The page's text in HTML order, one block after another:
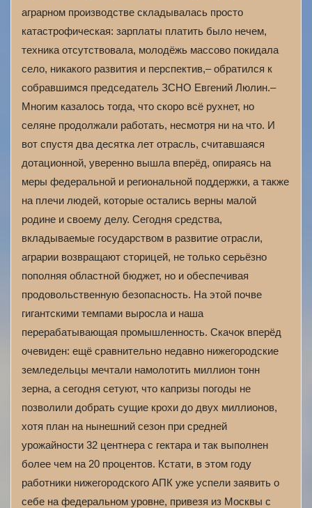
аграрном производстве складывалась просто
катастрофическая: зарплаты платить было нечем,
техника отсутствовала, молодёжь массово покидала
село, никакого развития и перспектив,– обратился к
собравшимся председатель ЗСНО Евгений Люлин.–
Многим казалось тогда, что скоро всё рухнет, но
селяне продолжали работать, несмотря ни на что. И
вот спустя два десятка лет отрасль, считавшаяся
дотационной, уверенно вышла вперёд, опираясь на
меры федеральной и региональной поддержки, а также
на плечи людей, которые остались верны малой
родине и своему делу. Сегодня средства,
вкладываемые государством в развитие отрасли,
аграрии возвращают сторицей, не только серьёзно
пополняя областной бюджет, но и обеспечивая
продовольственную безопасность. На этой почве
гигантскими темпами выросла и наша
перерабатывающая промышленность. Скачок вперёд
очевиден: ещё сравнительно недавно нижегородские
земледельцы мечтали намолотить миллион тонн
зерна, а сегодня сетуют, что капризы погоды не
позволили добрать сущие крохи до двух миллионов,
хотя план на нынешний сезон при средней
урожайности 32 центнера с гектара и так выполнен
более чем на 20 процентов. Кстати, в этом году
работники нижегородского АПК уже успели заявить о
себе на федеральном уровне, привезя из Москвы с